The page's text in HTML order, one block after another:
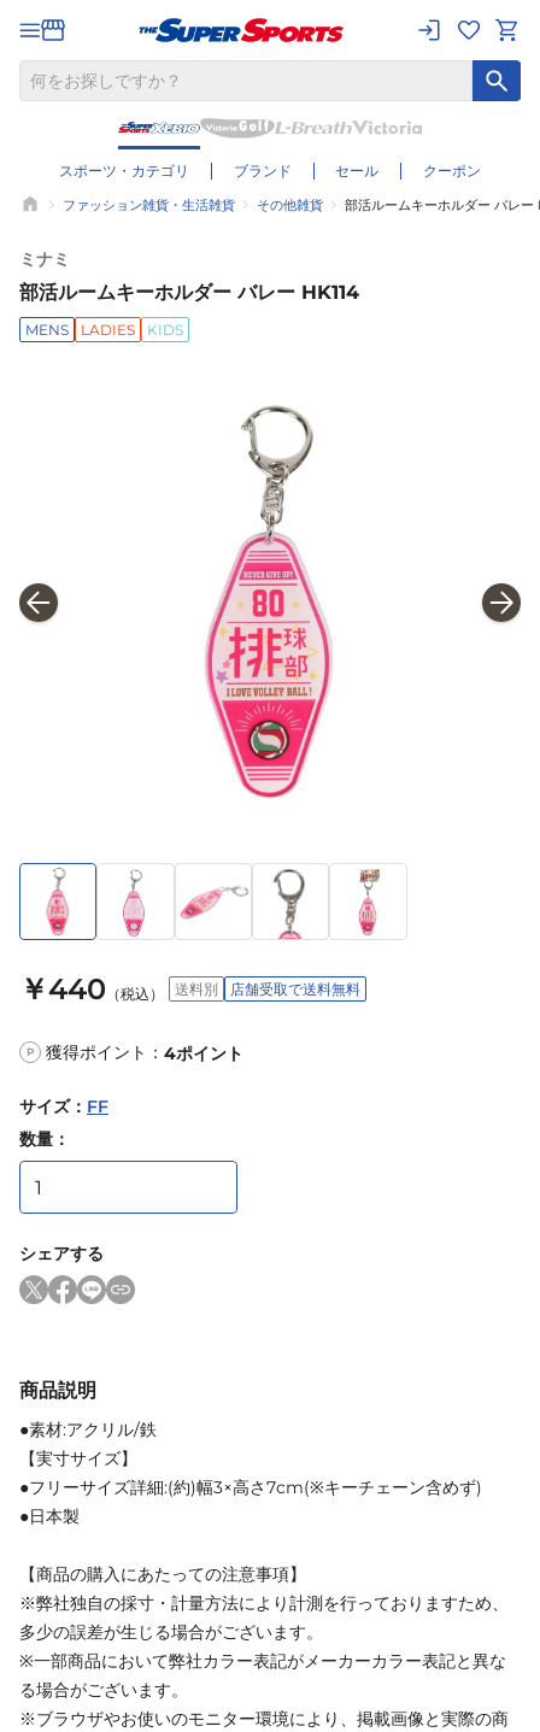
スポーツ・カテゴリ ブランド セール クーポン
ファッション雑貨・生活雑貨 その他雑貨 部活ルームキーホルダー バレー
ミナミ
部活ルームキーホルダー バレー HK114
MENS LADIES KIDS
￥440 （税込） 送料別 店舗受取で送料無料
P 獲得ポイント： 4ポイント
サイズ： FF
数量：
シェアする
商品説明
●素材:アクリル/鉄
【実寸サイズ】
●フリーサイズ詳細:(約)幅3×高さ7cm(※キーチェーン含めず)
●日本製
【商品の購入にあたっての注意事項】
※弊社独自の採寸・計量方法により計測を行っておりますため、
多少の誤差が生じる場合がございます。
※一部商品において弊社カラー表記がメーカーカラー表記と異な
る場合がございます。
※ブラウザやお使いのモニター環境により、掲載画像と実際の商